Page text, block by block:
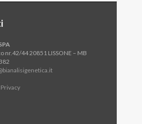
nr.42/44 20851 LISSONE – MB